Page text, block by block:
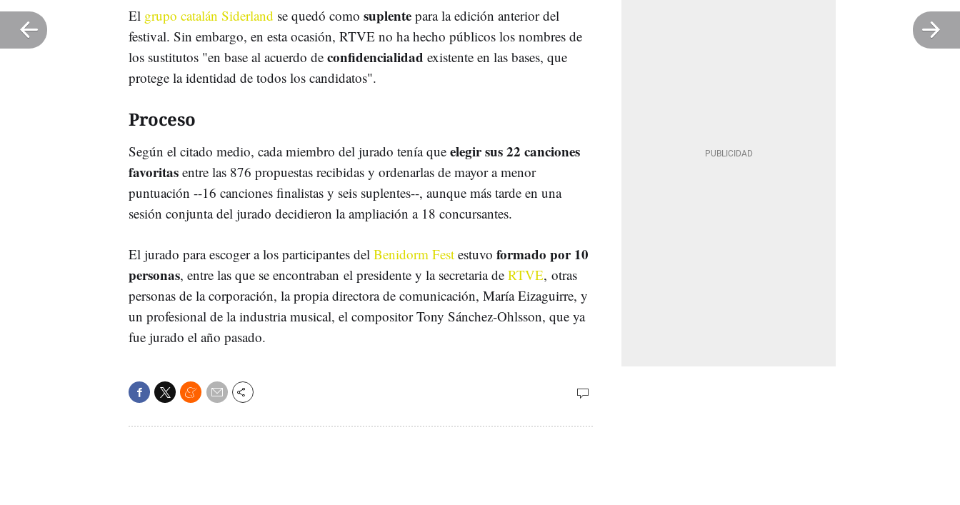
El grupo catalán Siderland se quedó como suplente para la edición anterior del
festival. Sin embargo, en esta ocasión, RTVE no ha hecho públicos los nombres de
los sustitutos "en base al acuerdo de confidencialidad existente en las bases, que
protege la identidad de todos los candidatos".
Proceso
Según el citado medio, cada miembro del jurado tenía que elegir sus 22 canciones
favoritas entre las 876 propuestas recibidas y ordenarlas de mayor a menor
puntuación --16 canciones finalistas y seis suplentes--, aunque más tarde en una
sesión conjunta del jurado decidieron la ampliación a 18 concursantes.
El jurado para escoger a los participantes del Benidorm Fest estuvo formado por 10
personas, entre las que se encontraban el presidente y la secretaria de RTVE, otras
personas de la corporación, la propia directora de comunicación, María Eizaguirre, y
un profesional de la industria musical, el compositor Tony Sánchez-Ohlsson, que ya
fue jurado el año pasado.